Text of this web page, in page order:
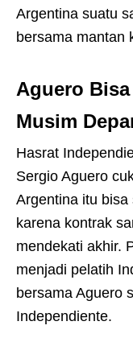
Argentina suatu
bersama mantan
Aguero
Musim
Hasrat
Sergio Aguero
Argentina itu
karena kontrak
mendekati akhir.
menjadi pelatih
bersama Aguero
Independiente.